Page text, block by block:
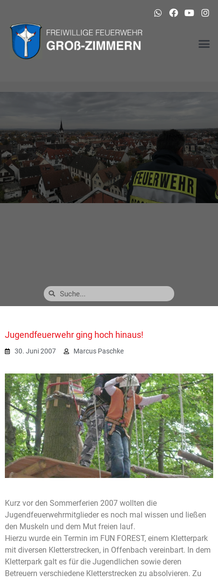
Jugendfeuerwehr ging hoch hinaus!
30. Juni 2007 Marcus Paschke
Kurz vor den Sommerferien 2007 wollten die
Jugendfeuerwehrmitglieder es noch mal wissen und ließen
den Muskeln und dem Mut freien lauf.
Hierzu wurde ein Termin im FUN FOREST, einem Kletterpark
mit diversen Kletterstrecken, in Offenbach vereinbart. In dem
Kletterpark galt es für die Jugendlichen sowie deren
Betreuern verschiedene Kletterstrecken zu absolvieren. Zu